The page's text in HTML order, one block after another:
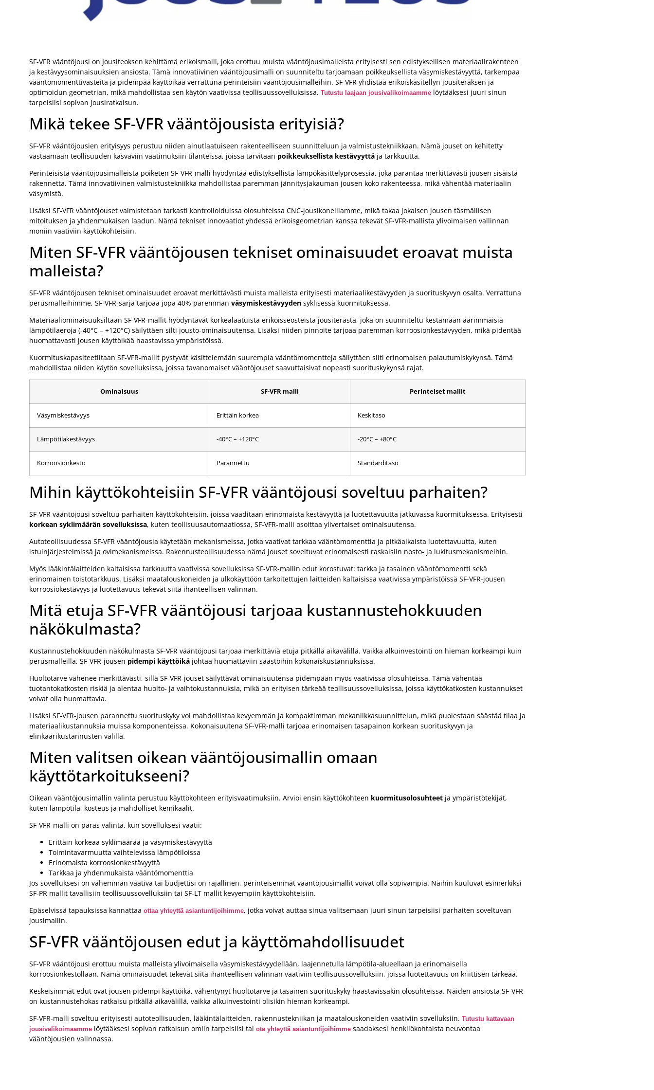
SF-VFR vääntöjousi on Jousiteoksen kehittämä erikoismalli, joka erottuu muista vääntöjousimalleista erityisesti sen edistyksellisen materiaalirakenteen
ja kestävyysominaisuuksien ansiosta. Tämä innovatiivinen vääntöjousimalli on suunniteltu tarjoamaan poikkeuksellista väsymiskestävyyttä, tarkempaa
vääntömomenttivasteita ja pidempää käyttöikää verrattuna perinteisiin vääntöjousimalleihin. SF-VFR yhdistää erikoiskäsitellyn jousiteräksen ja
optimoidun geometrian, mikä mahdollistaa sen käytön vaativissa teollisuussovelluksissa. Tutustu laajaan jousivalikoimaamme löytääksesi juuri sinun
tarpeisiisi sopivan jousiratkaisun.
Mikä tekee SF-VFR vääntöjousista erityisiä?
SF-VFR vääntöjousien erityisyys perustuu niiden ainutlaatuiseen rakenteelliseen suunnitteluun ja valmistustekniikkaan. Nämä jouset on kehitetty
vastaamaan teollisuuden kasvaviin vaatimuksiin tilanteissa, joissa tarvitaan poikkeuksellista kestävyyttä ja tarkkuutta.
Perinteisistä vääntöjousimalleista poiketen SF-VFR-malli hyödyntää edistyksellistä lämpökäsittelyprosessia, joka parantaa merkittävästi jousen sisäistä
rakennetta. Tämä innovatiivinen valmistustekniikka mahdollistaa paremman jännitysjakauman jousen koko rakenteessa, mikä vähentää materiaalin
väsymistä.
Lisäksi SF-VFR vääntöjouset valmistetaan tarkasti kontrolloiduissa olosuhteissa CNC-jousikoneillamme, mikä takaa jokaisen jousen täsmällisen
mitoituksen ja yhdenmukaisen laadun. Nämä tekniset innovaatiot yhdessä erikoisgeometrian kanssa tekevät SF-VFR-mallista ylivoimaisen vallinnan
moniin vaativiin käyttökohteisiin.
Miten SF-VFR vääntöjousen tekniset ominaisuudet eroavat muista
malleista?
SF-VFR vääntöjousen tekniset ominaisuudet eroavat merkittävästi muista malleista erityisesti materiaalikestävyyden ja suorituskyvyn osalta. Verrattuna
perusmalleihimme, SF-VFR-sarja tarjoaa jopa 40% paremman väsymiskestävyyden syklisessä kuormituksessa.
Materiaaliominaisuuksiltaan SF-VFR-mallit hyödyntävät korkealaatuista erikoisseosteista jousiterästä, joka on suunniteltu kestämään äärimmäisiä
lämpötilaeroja (-40°C – +120°C) säilyttäen silti jousto-ominaisuutensa. Lisäksi niiden pinnoite tarjoaa paremman korroosionkestävyyden, mikä pidentää
huomattavasti jousen käyttöikää haastavissa ympäristöissä.
Kuormituskapasiteetiltaan SF-VFR-mallit pystyvät käsittelemään suurempia vääntömomentteja säilyttäen silti erinomaisen palautumiskykynsä. Tämä
mahdollistaa niiden käytön sovelluksissa, joissa tavanomaiset vääntöjouset saavuttaisivat nopeasti suorituskykynsä rajat.
Ominaisuus SF-VFR malli Perinteiset mallit
Väsymiskestävyys Erittäin korkea Keskitaso
Lämpötilakestävyys -40°C – +120°C -20°C – +80°C
Korroosionkesto Parannettu Standarditaso
Mihin käyttökohteisiin SF-VFR vääntöjousi soveltuu parhaiten?
SF-VFR vääntöjousi soveltuu parhaiten käyttökohteisiin, joissa vaaditaan erinomaista kestävyyttä ja luotettavuutta jatkuvassa kuormituksessa. Erityisesti
korkean syklimäärän sovelluksissa, kuten teollisuusautomaatiossa, SF-VFR-malli osoittaa ylivertaiset ominaisuutensa.
Autoteollisuudessa SF-VFR vääntöjousia käytetään mekanismeissa, jotka vaativat tarkkaa vääntömomenttia ja pitkäaikaista luotettavuutta, kuten
istuinjärjestelmissä ja ovimekanismeissa. Rakennusteollisuudessa nämä jouset soveltuvat erinomaisesti raskaisiin nosto- ja lukitusmekanismeihin.
Myös lääkintälaitteiden kaltaisissa tarkkuutta vaativissa sovelluksissa SF-VFR-mallin edut korostuvat: tarkka ja tasainen vääntömomentti sekä
erinomainen toistotarkkuus. Lisäksi maatalouskoneiden ja ulkokäyttöön tarkoitettujen laitteiden kaltaisissa vaativissa ympäristöissä SF-VFR-jousen
korroosiokestävyys ja luotettavuus tekevät siitä ihanteellisen valinnan.
Mitä etuja SF-VFR vääntöjousi tarjoaa kustannustehokkuuden
näkökulmasta?
Kustannustehokkuuden näkökulmasta SF-VFR vääntöjousi tarjoaa merkittäviä etuja pitkällä aikavälillä. Vaikka alkuinvestointi on hieman korkeampi kuin
perusmalleilla, SF-VFR-jousen pidempi käyttöikä johtaa huomattaviin säästöihin kokonaiskustannuksissa.
Huoltotarve vähenee merkittävästi, sillä SF-VFR-jouset säilyttävät ominaisuutensa pidempään myös vaativissa olosuhteissa. Tämä vähentää
tuotantokatkosten riskiä ja alentaa huolto- ja vaihtokustannuksia, mikä on erityisen tärkeää teollisuussovelluksissa, joissa käyttökatkosten kustannukset
voivat olla huomattavia.
Lisäksi SF-VFR-jousen parannettu suorituskyky voi mahdollistaa kevyemmän ja kompaktimman mekaniikkasuunnittelun, mikä puolestaan säästää tilaa ja
materiaalikustannuksia muissa komponenteissa. Kokonaisuutena SF-VFR-malli tarjoaa erinomaisen tasapainon korkean suorituskyvyn ja
elinkaarikustannusten välillä.
Miten valitsen oikean vääntöjousimallin omaan
käyttötarkoitukseeni?
Oikean vääntöjousimallin valinta perustuu käyttökohteen erityisvaatimuksiin. Arvioi ensin käyttökohteen kuormitusolosuhteet ja ympäristötekijät,
kuten lämpötila, kosteus ja mahdolliset kemikaalit.
SF-VFR-malli on paras valinta, kun sovelluksesi vaatii:
Erittäin korkeaa syklimäärää ja väsymiskestävyyttä
Toimintavarmuutta vaihtelevissa lämpötiloissa
Erinomaista korroosionkestävyyttä
Tarkkaa ja yhdenmukaista vääntömomenttia
Jos sovelluksesi on vähemmän vaativa tai budjettisi on rajallinen, perinteisemmät vääntöjousimallit voivat olla sopivampia. Näihin kuuluvat esimerkiksi
SF-PR mallit tavallisiin teollisuussovelluksiin tai SF-LT mallit kevyempiin käyttökohteisiin.
Epäselvissä tapauksissa kannattaa ottaa yhteyttä asiantuntijoihimme, jotka voivat auttaa sinua valitsemaan juuri sinun tarpeisiisi parhaiten soveltuvan
jousimallin.
SF-VFR vääntöjousen edut ja käyttömahdollisuudet
SF-VFR vääntöjousi erottuu muista malleista ylivoimaisella väsymiskestävyydellään, laajennetulla lämpötila-alueellaan ja erinomaisella
korroosionkestollaan. Nämä ominaisuudet tekevät siitä ihanteellisen valinnan vaativiin teollisuussovelluksiin, joissa luotettavuus on kriittisen tärkeää.
Keskeisimmät edut ovat jousen pidempi käyttöikä, vähentynyt huoltotarve ja tasainen suorituskyky haastavissakin olosuhteissa. Näiden ansiosta SF-VFR
on kustannustehokas ratkaisu pitkällä aikavälillä, vaikka alkuinvestointi olisikin hieman korkeampi.
SF-VFR-malli soveltuu erityisesti autoteollisuuden, lääkintälaitteiden, rakennustekniikan ja maatalouskoneiden vaativiin sovelluksiin. Tutustu kattavaan
jousivalikoimaamme löytääksesi sopivan ratkaisun omiin tarpeisiisi tai ota yhteyttä asiantuntijoihimme saadaksesi henkilökohtaista neuvontaa
vääntöjousien valinnassa.